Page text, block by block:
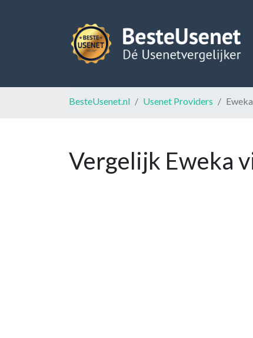
BesteUsenet.nl Usenet Providers Eweka
Vergelijk Eweka